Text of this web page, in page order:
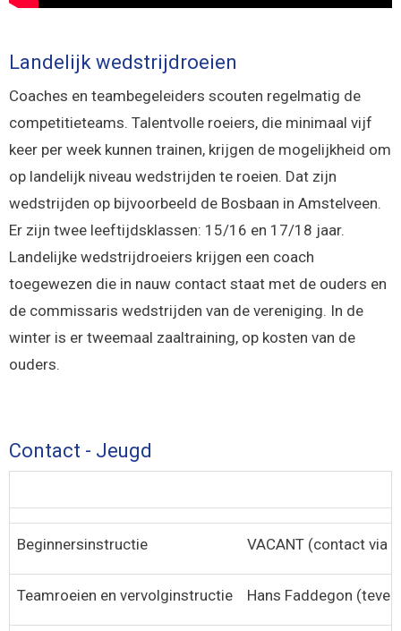
Landelijk wedstrijdroeien
Coaches en teambegeleiders scouten regelmatig de
competitieteams. Talentvolle roeiers, die minimaal vijf
keer per week kunnen trainen, krijgen de mogelijkheid om
op landelijk niveau wedstrijden te roeien. Dat zijn
wedstrijden op bijvoorbeeld de Bosbaan in Amstelveen.
Er zijn twee leeftijdsklassen: 15/16 en 17/18 jaar.
Landelijke wedstrijdroeiers krijgen een coach
toegewezen die in nauw contact staat met de ouders en
de commissaris wedstrijden van de vereniging. In de
winter is er tweemaal zaaltraining, op kosten van de
ouders.
Contact - Jeugd
Beginnersinstructie VACANT (contact via
Teamroeien en vervolginstructie Hans Faddegon